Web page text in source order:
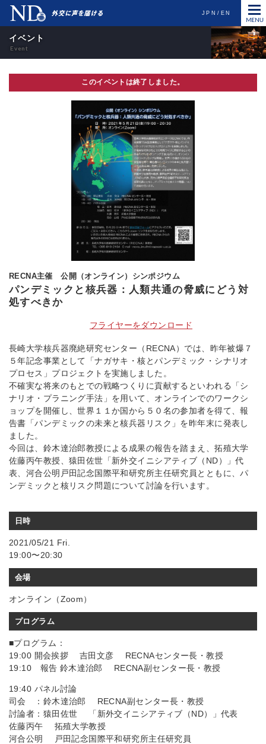
JPN EN
イベント
このイベントは終了しました。
RECNA主催 公開（オンライン）シンポジウム
パンデミックと核兵器：人類共通の脅威にどう対
処すべきか
フライヤーをダウンロード
長崎大学核兵器廃絶研究センター（RECNA）では、昨年被爆７
５年記念事業として「ナガサキ・核とパンデミック・シナリオ
プロセス」プロジェクトを実施しました。
不確実な将来のもとでの戦略つくりに貢献するといわれる「シ
ナリオ・プラニング手法」を用いて、オンラインでのワークシ
ョップを開催し、世界１１か国から５０名の参加者を得て、報
告書「パンデミックの未来と核兵器リスク」を昨年末に発表し
ました。
今回は、鈴木達治郎教授による成果の報告を踏まえ、拓殖大学
佐藤丙午教授、猿田佐世「新外交イニシアティブ（ND）」代
表、河合公明戸田記念国際平和研究所主任研究員とともに、パ
ンデミックと核リスク問題について討論を行います。
日時
2021/05/21 Fri.
19:00〜20:30
会場
オンライン（Zoom）
プログラム
■プログラム：
19:00 開会挨拶 吉田文彦 RECNAセンター長・教授
19:10 報告 鈴木達治郎 RECNA副センター長・教授
19:40 パネル討論
司会 ：鈴木達治郎 RECNA副センター長・教授
討論者：猿田佐世 「新外交イニシアティブ（ND）」代表
佐藤丙午 拓殖大学教授
河合公明 戸田記念国際平和研究所主任研究員